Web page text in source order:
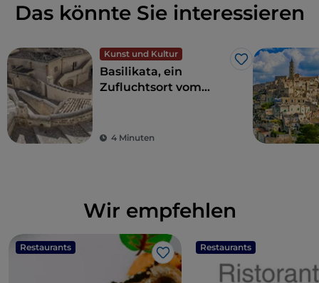
Das könnte Sie interessieren
Kunst und Kultur
Like
Basilikata, ein
Zufluchtsort vom
der Schönheit
4 Minuten
Wir empfehlen
Restaurants
Like
Restaurants